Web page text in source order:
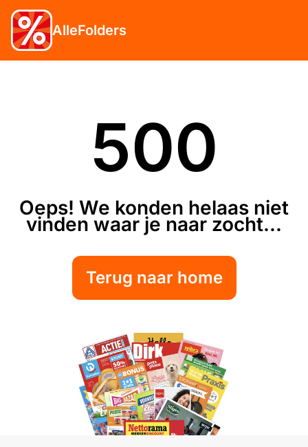
AlleFolders
500
Oeps! We konden helaas niet
vinden waar je naar zocht...
Terug naar home